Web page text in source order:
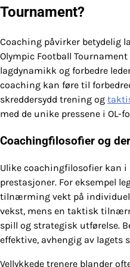
Tournament?
Coaching påvirker betydelig
Olympic Football
lagdynamikk og forbedre
coaching kan føre til
skreddersydd trening og
med de unike pressene i OL-
Coachingfilosofier og
Ulike coachingfilosofier kan
prestasjoner. For eksempel
tilnærming vekt på
vekst, mens en taktisk
spill og strategisk utførelse.
effektive, avhengig av lagets
Vellykkede trenere blander